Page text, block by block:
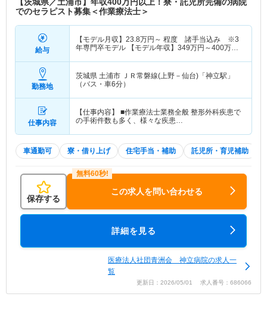
でのセラピスト募集＜作業療法士＞
給与
【モデル月収】 23.8万円～ 程度 諸手当込み ※3
年専門卒モデル 【モデル年収】 349万円～400万円
勤務地
茨城県 土浦市
ＪＲ常磐線(上野－仙台)「神立駅」
（バス・車6分）
仕事内容
【仕事内容】 ■作業療法士業務全般 整形外科疾患で
の手術件数も多く、様々な疾患…
車通勤可 寮・借り上げ 住宅手当・補助 託児所・育児補助
保存する
この求人を問い合わせる
詳細を見る
医療法人社団青洲会 神立病院の求人一
覧
更新日：2026/05/01 求人番号：686066